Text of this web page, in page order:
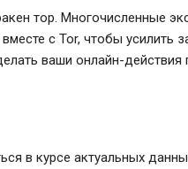
тор. Многочисленные
с Tor, чтобы усилить
ваши онлайн-действия
в курсе актуальных